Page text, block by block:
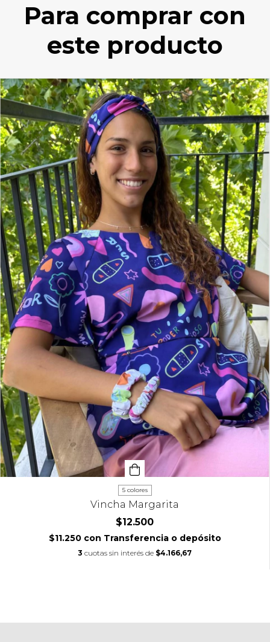
Para comprar con
este producto
5 colores
Vincha Margarita
$12.500
$11.250 con Transferencia o depósito
3 cuotas sin interés de $4.166,67